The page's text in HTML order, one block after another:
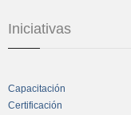
Iniciativas
Capacitación
Certificación